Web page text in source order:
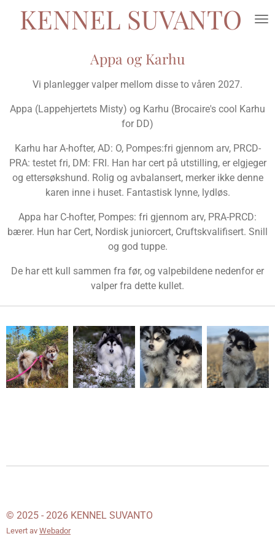
KENNEL SUVANTO
Appa og Karhu
Vi planlegger valper mellom disse to våren 2027.
Appa (Lappehjertets Misty) og Karhu (Brocaire's cool Karhu
for DD)
Karhu har A-hofter, AD: O, Pompes:fri gjennom arv, PRCD-
PRA: testet fri, DM: FRI. Han har cert på utstilling, er elgjeger
og ettersøkshund. Rolig og avbalansert, merker ikke denne
karen inne i huset. Fantastisk lynne, lydløs.
Appa har C-hofter, Pompes: fri gjennom arv, PRA-PRCD:
bærer. Hun har Cert, Nordisk juniorcert, Cruftskvalifisert. Snill
og god tuppe.
De har ett kull sammen fra før, og valpebildene nedenfor er
valper fra dette kullet.
© 2025 - 2026 KENNEL SUVANTO
Levert av Webador